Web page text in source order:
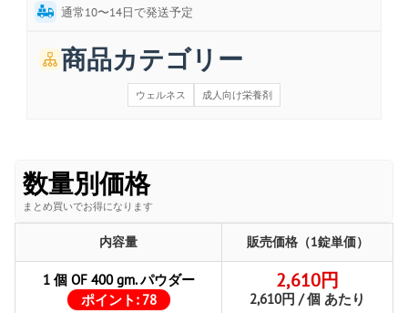
通常10〜14日で発送予定
商品カテゴリー
ウェルネス 成人向け栄養剤
数量別価格
まとめ買いでお得になります
内容量 販売価格（1錠単価）
1 個 OF 400 gm. パウダー
ポイント: 78
2,610円
2,610円 / 個 あたり